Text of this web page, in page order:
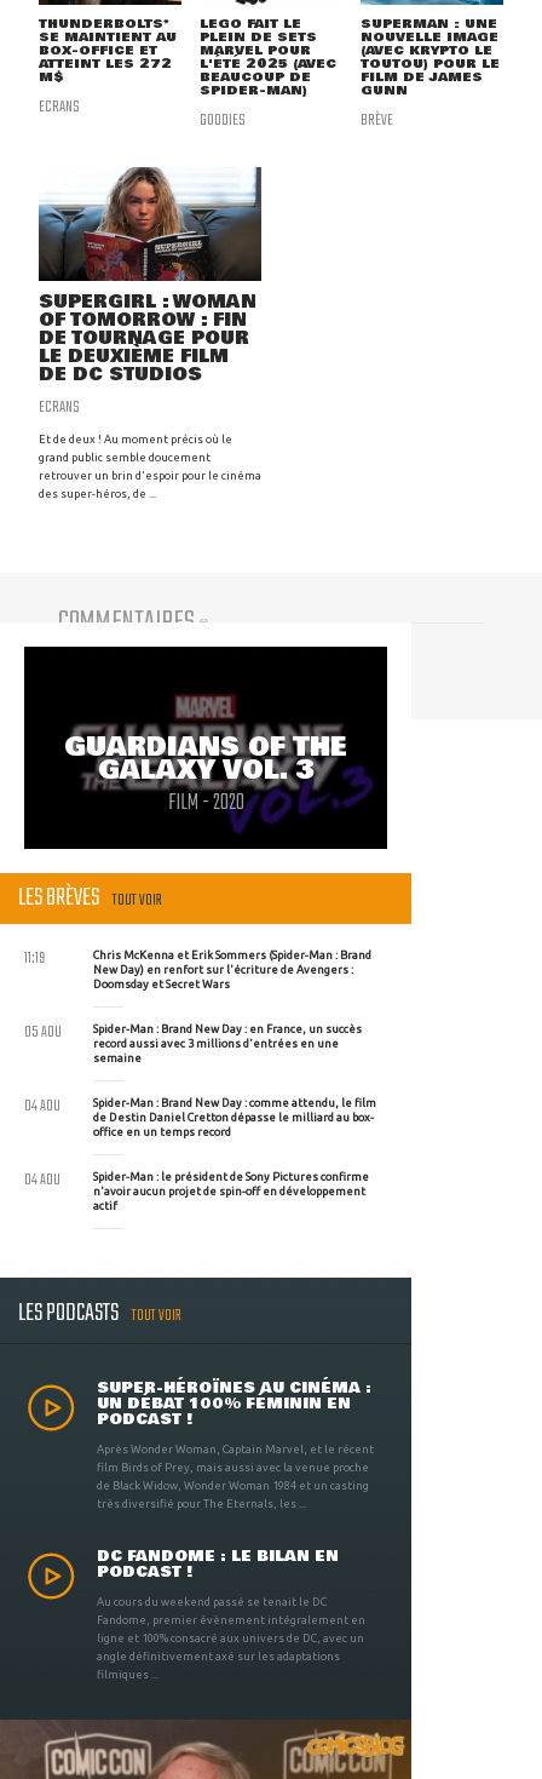
THUNDERBOLTS*
SE MAINTIENT AU
BOX-OFFICE ET
ATTEINT LES 272
M$
ECRANS
LEGO FAIT LE
PLEIN DE SETS
MARVEL POUR
L'ÉTÉ 2025 (AVEC
BEAUCOUP DE
SPIDER-MAN)
GOODIES
SUPERMAN : UNE
NOUVELLE IMAGE
(AVEC KRYPTO LE
TOUTOU) POUR LE
FILM DE JAMES
GUNN
BRÈVE
SUPERGIRL : WOMAN
OF TOMORROW : FIN
DE TOURNAGE POUR
LE DEUXIÈME FILM
DE DC STUDIOS
ECRANS
Et de deux ! Au moment précis où le
grand public semble doucement
retrouver un brin d'espoir pour le cinéma
des super-héros, de ...
COMMENTAIRES (0)
GUARDIANS OF THE
GALAXY VOL. 3
FILM - 2020
LES BRÈVES TOUT VOIR
Chris McKenna et Erik Sommers (Spider-Man : Brand
New Day) en renfort sur l'écriture de Avengers :
Doomsday et Secret Wars
11:19
Spider-Man : Brand New Day : en France, un succès
record aussi avec 3 millions d'entrées en une
semaine
05 AOU
Spider-Man : Brand New Day : comme attendu, le film
de Destin Daniel Cretton dépasse le milliard au box-
office en un temps record
04 AOU
Spider-Man : le président de Sony Pictures confirme
n'avoir aucun projet de spin-off en développement
actif
04 AOU
LES PODCASTS TOUT VOIR
SUPER-HÉROÏNES AU CINÉMA :
UN DÉBAT 100% FÉMININ EN
PODCAST !
Après Wonder Woman, Captain Marvel, et le récent
film Birds of Prey, mais aussi avec la venue proche
de Black Widow, Wonder Woman 1984 et un casting
très diversifié pour The Eternals, les ...
DC FANDOME : LE BILAN EN
PODCAST !
Au cours du weekend passé se tenait le DC
Fandome, premier évènement intégralement en
ligne et 100% consacré aux univers de DC, avec un
angle définitivement axé sur les adaptations
filmiques ...